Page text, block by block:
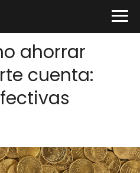
ahorrar
cuenta: